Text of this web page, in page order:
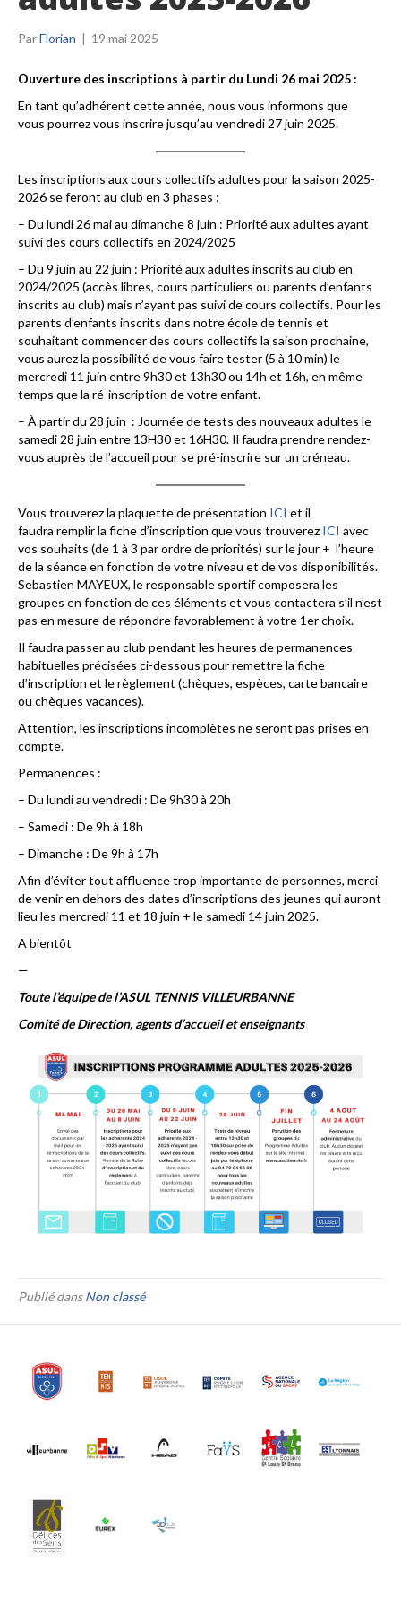
ParFlorian | 19 mai 2025
Ouverture des inscriptions à partir du Lundi 26 mai 2025 :
En tant qu’adhérent cette année, nous vous informons que
vous pourrez vous inscrire jusqu’au vendredi 27 juin 2025.
Les inscriptions aux cours collectifs adultes pour la saison 2025-
2026 se feront au club en 3 phases :
– Du lundi 26 mai au dimanche 8 juin : Priorité aux adultes ayant
suivi des cours collectifs en 2024/2025
– Du 9 juin au 22 juin : Priorité aux adultes inscrits au club en
2024/2025 (accès libres, cours particuliers ou parents d’enfants
inscrits au club) mais n’ayant pas suivi de cours collectifs. Pour les
parents d’enfants inscrits dans notre école de tennis et
souhaitant commencer des cours collectifs la saison prochaine,
vous aurez la possibilité de vous faire tester (5 à 10 min) le
mercredi 11 juin entre 9h30 et 13h30 ou 14h et 16h, en même
temps que la ré-inscription de votre enfant.
– À partir du 28 juin : Journée de tests des nouveaux adultes le
samedi 28 juin entre 13H30 et 16H30. Il faudra prendre rendez-
vous auprès de l’accueil pour se pré-inscrire sur un créneau.
Vous trouverez la plaquette de présentation ICI et il
faudra remplir la fiche d’inscription que vous trouverez ICI avec
vos souhaits (de 1 à 3 par ordre de priorités) sur le jour + l’heure
de la séance en fonction de votre niveau et de vos disponibilités.
Sebastien MAYEUX, le responsable sportif composera les
groupes en fonction de ces éléments et vous contactera s’il n’est
pas en mesure de répondre favorablement à votre 1er choix.
Il faudra passer au club pendant les heures de permanences
habituelles précisées ci-dessous pour remettre la fiche
d’inscription et le règlement (chèques, espèces, carte bancaire
ou chèques vacances).
Attention, les inscriptions incomplètes ne seront pas prises en
compte.
Permanences :
– Du lundi au vendredi : De 9h30 à 20h
– Samedi : De 9h à 18h
– Dimanche : De 9h à 17h
Afin d’éviter tout affluence trop importante de personnes, merci
de venir en dehors des dates d’inscriptions des jeunes qui auront
lieu les mercredi 11 et 18 juin + le samedi 14 juin 2025.
A bientôt
—
Toute l’équipe de l’ASUL TENNIS VILLEURBANNE
Comité de Direction, agents d’accueil et enseignants
Publié dansNon classé